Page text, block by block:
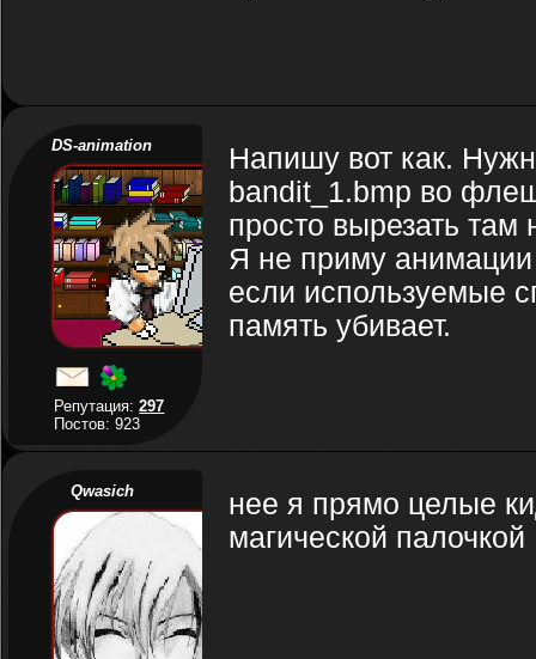
DS-animation
Репутация:297
Постов: 923
Напишу вот как.
bandit_1.bmp во
просто вырезать
Я не приму анимации
если используемые
память убивает.
Qwasich
нее я прямо целые
магической палочкой